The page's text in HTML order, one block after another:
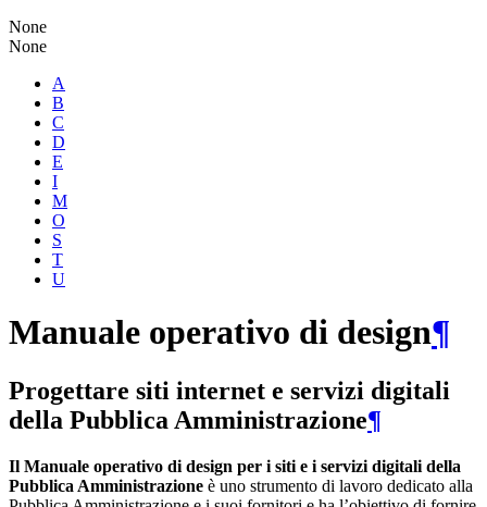
None
None
A
B
C
D
E
I
M
O
S
T
U
Manuale operativo di design¶
Progettare siti internet e servizi digitali
della Pubblica Amministrazione¶
Il Manuale operativo di design per i siti e i servizi digitali della
Pubblica Amministrazione è uno strumento di lavoro dedicato alla